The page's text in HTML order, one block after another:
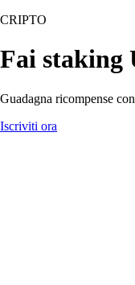
CRIPTO
Fai staking
Guadagna ricompense
Iscriviti ora